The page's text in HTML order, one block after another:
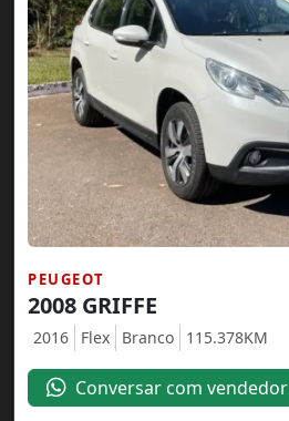
PEUGEOT
2008 GRIFFE
2016 Flex Branco 115.378KM
Conversar com vendedor